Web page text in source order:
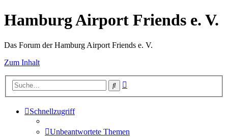
Hamburg Airport Friends e. V.
Das Forum der Hamburg Airport Friends e. V.
Zum Inhalt
Suche
Schnellzugriff
Unbeantwortete Themen